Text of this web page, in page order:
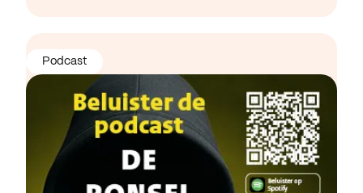
Podcast